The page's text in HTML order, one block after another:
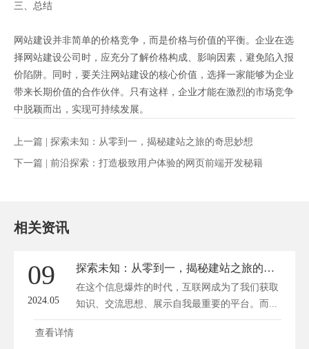
三、总结
网站建设并非简单的价格竞争，而是价格与价值的平衡。企业在选
择网站建设公司时，应充分了解价格构成、影响因素，避免陷入报
价陷阱。同时，要关注网站建设的核心价值，选择一家能够为企业
带来长期价值的合作伙伴。只有这样，企业才能在激烈的市场竞争
中脱颖而出，实现可持续发展。
上一篇 | 探索未知：从零到一，揭秘建站之旅的奇思妙想
下一篇 | 前沿探索：打造极致用户体验的网页前端开发秘籍
相关资讯
09
2024.05
探索未知：从零到一，揭秘建站之旅的奇思妙想
在这个信息爆炸的时代，互联网成为了我们获取
知识、交流思想、展示自我最重要的平台。而...
查看详情